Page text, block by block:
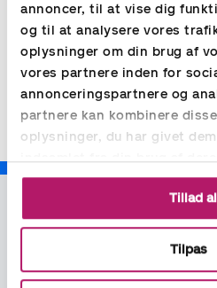
annoncer, til at vise dig
og til at analysere vores
oplysninger om din brug af
vores partnere inden for
annonceringspartnere og
partnere kan kombinere
oplysninger, du har givet
indsamlet fra din brug af
Tillad
Tilpas
Tags Denmark
Del